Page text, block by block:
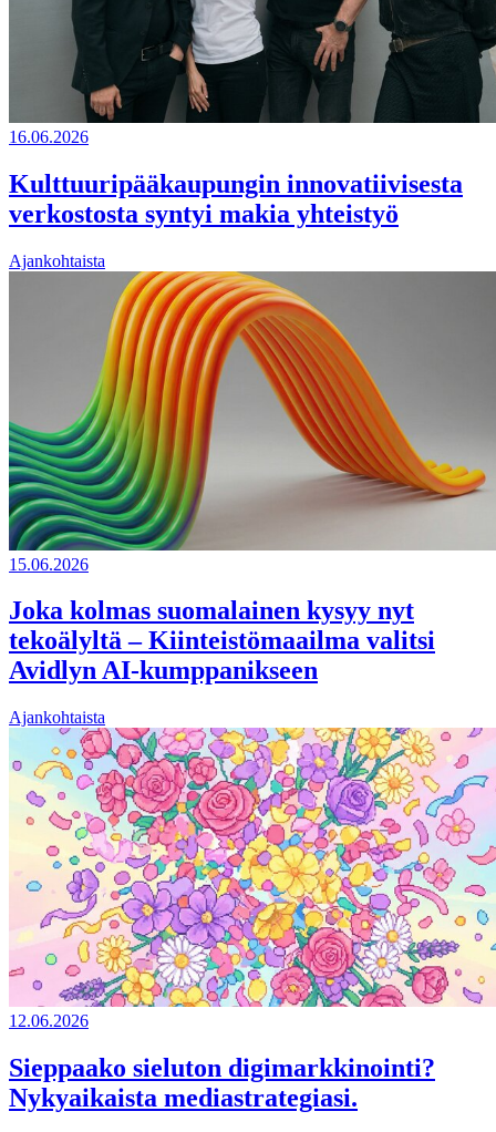
16.06.2026
Kulttuuripääkaupungin innovatiivisesta
verkostosta syntyi makia yhteistyö
Ajankohtaista
15.06.2026
Joka kolmas suomalainen kysyy nyt
tekoälyltä – Kiinteistömaailma valitsi
Avidlyn AI-kumppanikseen
Ajankohtaista
12.06.2026
Sieppaako sieluton digimarkkinointi?
Nykyaikaista mediastrategiasi.